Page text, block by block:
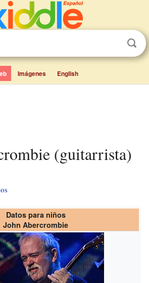
Imágenes English
Datos para niños
John Abercrombie